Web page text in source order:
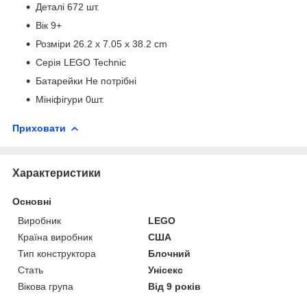
Деталі 672 шт.
Вік 9+
Розміри 26.2 x 7.05 x 38.2 cm
Серія LEGO Technic
Батарейки Не потрібні
Мініфігури 0шт.
Приховати
Характеристики
Основні
Виробник
LEGO
Країна виробник
США
Тип конструктора
Блочний
Стать
Унісекс
Вікова група
Від 9 років